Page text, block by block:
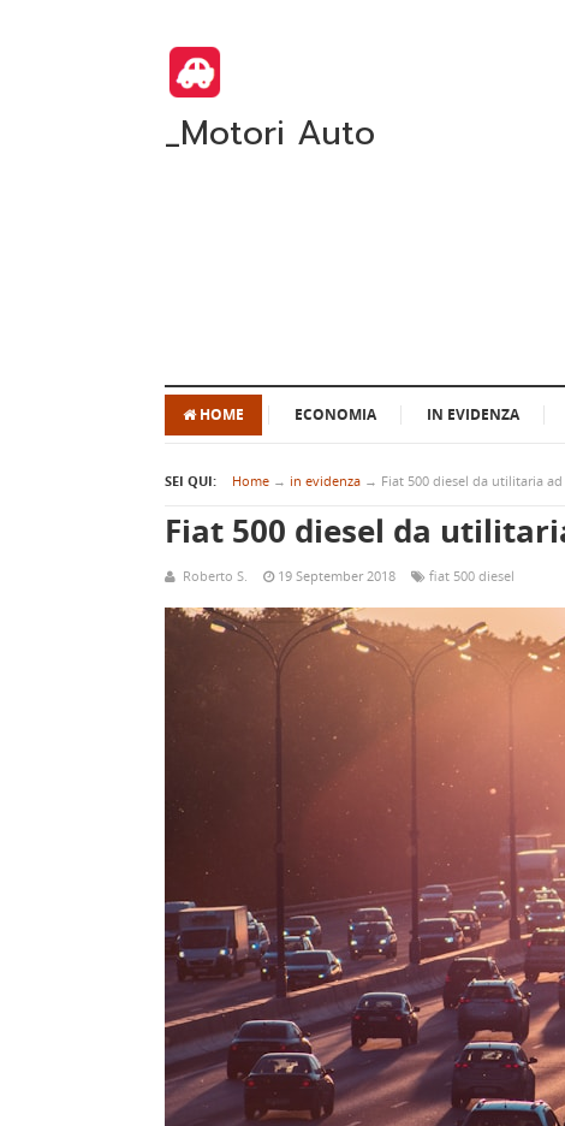
_Motori Auto
HOME ECONOMIA IN EVIDENZA
SEI QUI: Home → in evidenza → Fiat 500 diesel da utilitaria
Fiat 500 diesel da
Roberto S. 19 September 2018 fiat 500 diesel